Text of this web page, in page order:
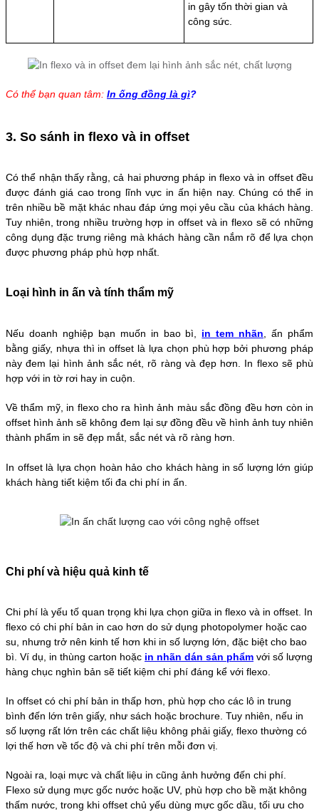
in gây tốn thời gian và
công sức.
Có thể bạn quan tâm: In ống đồng là gì?
3. So sánh in flexo và in offset
Có thể nhận thấy rằng, cả hai phương pháp in flexo và in offset đều
được đánh giá cao trong lĩnh vực in ấn hiện nay. Chúng có thể in
trên nhiều bề mặt khác nhau đáp ứng mọi yêu cầu của khách hàng.
Tuy nhiên, trong nhiều trường hợp in offset và in flexo sẽ có những
công dụng đặc trưng riêng mà khách hàng cần nắm rõ để lựa chọn
được phương pháp phù hợp nhất.
Loại hình in ấn và tính thẩm mỹ
Nếu doanh nghiệp bạn muốn in bao bì, in tem nhãn , ấn phẩm
bằng giấy, nhựa thì in offset là lựa chọn phù hợp bởi phương pháp
này đem lại hình ảnh sắc nét, rõ ràng và đẹp hơn. In flexo sẽ phù
hợp với in tờ rơi hay in cuộn.
Về thẩm mỹ, in flexo cho ra hình ảnh màu sắc đồng đều hơn còn in
offset hình ảnh sẽ không đem lại sự đồng đều về hình ảnh tuy nhiên
thành phẩm in sẽ đẹp mắt, sắc nét và rõ ràng hơn.
In offset là lựa chọn hoàn hảo cho khách hàng in số lượng lớn giúp
khách hàng tiết kiệm tối đa chi phí in ấn.
Chi phí và hiệu quả kinh tế
Chi phí là yếu tố quan trọng khi lựa chọn giữa in flexo và in offset. In
flexo có chi phí bản in cao hơn do sử dụng photopolymer hoặc cao
su, nhưng trở nên kinh tế hơn khi in số lượng lớn, đặc biệt cho bao
bì. Ví dụ, in thùng carton hoặc in nhãn dán sản phẩm với số lượng
hàng chục nghìn bản sẽ tiết kiệm chi phí đáng kể với flexo.
In offset có chi phí bản in thấp hơn, phù hợp cho các lô in trung
bình đến lớn trên giấy, như sách hoặc brochure. Tuy nhiên, nếu in
số lượng rất lớn trên các chất liệu không phải giấy, flexo thường có
lợi thế hơn về tốc độ và chi phí trên mỗi đơn vị.
Ngoài ra, loại mực và chất liệu in cũng ảnh hưởng đến chi phí.
Flexo sử dụng mực gốc nước hoặc UV, phù hợp cho bề mặt không
thấm nước, trong khi offset chủ yếu dùng mực gốc dầu, tối ưu cho